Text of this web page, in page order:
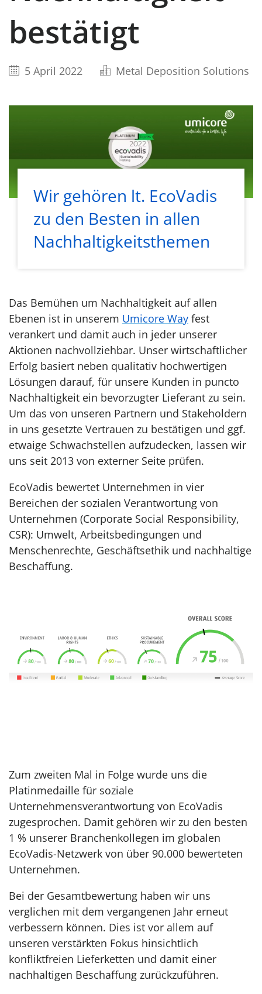
bestätigt
5 April 2022 Metal Deposition Solutions
Wir gehören lt. EcoVadis
zu den Besten in allen
Nachhaltigkeitsthemen
Das Bemühen um Nachhaltigkeit auf allen
Ebenen ist in unserem Umicore Way fest
verankert und damit auch in jeder unserer
Aktionen nachvollziehbar. Unser wirtschaftlicher
Erfolg basiert neben qualitativ hochwertigen
Lösungen darauf, für unsere Kunden in puncto
Nachhaltigkeit ein bevorzugter Lieferant zu sein.
Um das von unseren Partnern und Stakeholdern
in uns gesetzte Vertrauen zu bestätigen und ggf.
etwaige Schwachstellen aufzudecken, lassen wir
uns seit 2013 von externer Seite prüfen.
EcoVadis bewertet Unternehmen in vier
Bereichen der sozialen Verantwortung von
Unternehmen (Corporate Social Responsibility,
CSR): Umwelt, Arbeitsbedingungen und
Menschenrechte, Geschäftsethik und nachhaltige
Beschaffung.
Zum zweiten Mal in Folge wurde uns die
Platinmedaille für soziale
Unternehmensverantwortung von EcoVadis
zugesprochen. Damit gehören wir zu den besten
1 % unserer Branchenkollegen im globalen
EcoVadis-Netzwerk von über 90.000 bewerteten
Unternehmen.
Bei der Gesamtbewertung haben wir uns
verglichen mit dem vergangenen Jahr erneut
verbessern können. Dies ist vor allem auf
unseren verstärkten Fokus hinsichtlich
konfliktfreien Lieferketten und damit einer
nachhaltigen Beschaffung zurückzuführen.